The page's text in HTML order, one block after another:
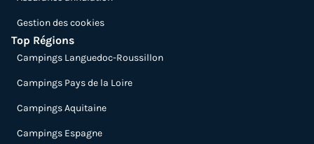
Gestion des cookies
Top Régions
Campings Languedoc-Roussillon
Campings Pays de la Loire
Campings Aquitaine
Campings Espagne